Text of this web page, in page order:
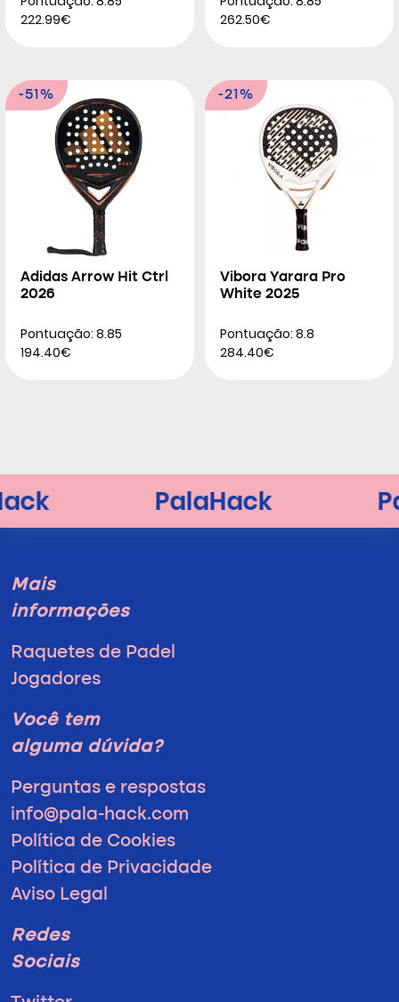
222.99€
262.50€
-51%
Adidas Arrow Hit Ctrl
2026
Pontuação: 8.85
194.40€
-21%
Vibora Yarara Pro
White 2025
Pontuação: 8.8
284.40€
Mais
informações
Raquetes de Padel
Jogadores
Você tem
alguma dúvida?
Perguntas e respostas
info@pala-hack.com
Política de Cookies
Política de Privacidade
Aviso Legal
Redes
Sociais